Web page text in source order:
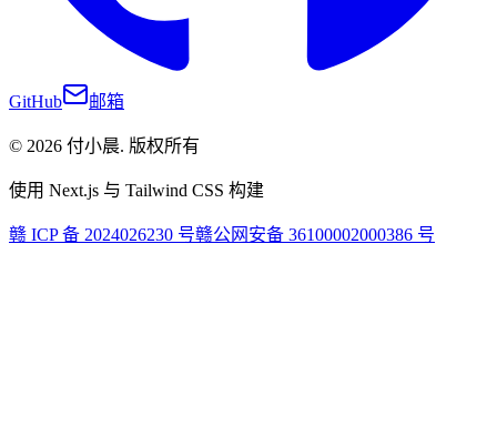
GitHub 邮箱
© 2026 付小晨. 版权所有
使用 Next.js 与 Tailwind CSS 构建
赣 ICP 备 2024026230 号赣公网安备 36100002000386 号